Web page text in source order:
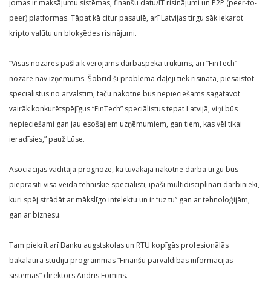
jomas ir maksājumu sistēmas, finanšu datu/IT risinājumi un P2P (peer-to-
peer) platformas. Tāpat kā citur pasaulē, arī Latvijas tirgu sāk iekarot
kripto valūtu un blokķēdes risinājumi.
“Visās nozarēs pašlaik vērojams darbaspēka trūkums, arī “FinTech”
nozare nav izņēmums. Šobrīd šī problēma daļēji tiek risināta, piesaistot
speciālistus no ārvalstīm, taču nākotnē būs nepieciešams sagatavot
vairāk konkurētspējīgus “FinTech” speciālistus tepat Latvijā, viņi būs
nepieciešami gan jau esošajiem uzņēmumiem, gan tiem, kas vēl tikai
ieradīsies,” pauž Lūse.
Asociācijas vadītāja prognozē, ka tuvākajā nākotnē darba tirgū būs
pieprasīti visa veida tehniskie speciālisti, īpaši multidisciplināri darbinieki,
kuri spēj strādāt ar mākslīgo intelektu un ir “uz tu” gan ar tehnoloģijām,
gan ar biznesu.
Tam piekrīt arī Banku augstskolas un RTU kopīgās profesionālās
bakalaura studiju programmas “Finanšu pārvaldības informācijas
sistēmas” direktors Andris Fomins.